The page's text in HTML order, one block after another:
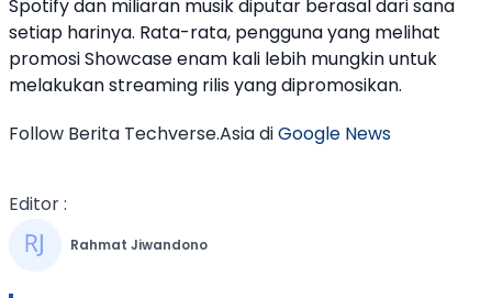
Spotifydan miliaran musikdiputar berasal dari sana
setiap harinya. Rata-rata, pengguna yang melihat
promosi Showcase enam kali lebih mungkin untuk
melakukanstreaming rilis yang dipromosikan.
Follow Berita Techverse.Asia diGoogle News
Editor :
Rahmat Jiwandono